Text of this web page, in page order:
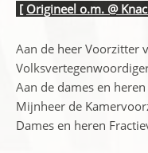
[ Origineel o.m. @
Aan de heer Voorzitter
Aan de dames en
Mijnheer de
Dames en heren